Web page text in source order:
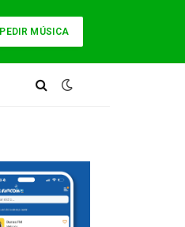
PEDIR MÚSICA